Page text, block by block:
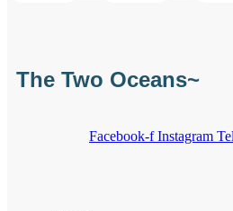
The Two Oceans~
Facebook-f Instagram